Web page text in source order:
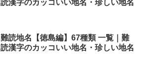
読漢字のカッコいい地名・珍しい地名
難読地名【徳島編】67種類 一覧｜難
読漢字のカッコいい地名・珍しい地名